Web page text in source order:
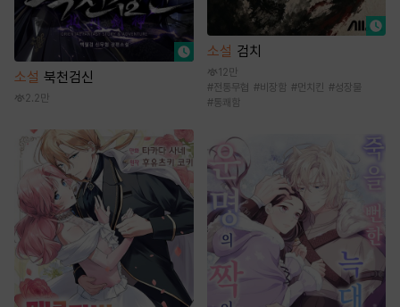
소설 북천검신
2.2만
소설 검치
12만
#전통무협 #비장함 #먼치킨 #성장물
#통쾌함